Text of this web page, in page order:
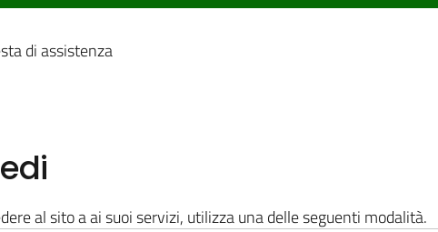
di assistenza
al sito a ai suoi servizi, utilizza una delle seguenti modalità.